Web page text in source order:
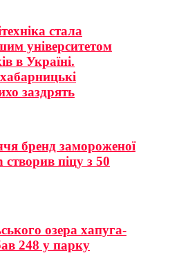
стала
університетом
в Україні.
заздрять
бренд замороженої
піцу з 50
озера хапуга-
248 у парку